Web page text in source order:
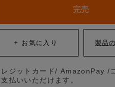
完売
レジットカード/ AmazonPay /
払いいただけます。